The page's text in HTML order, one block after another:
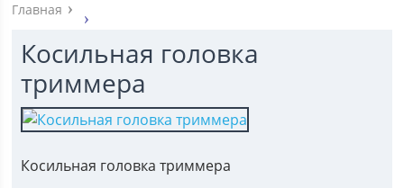
Главная
Косильная головка
триммера
Косильная головка триммера